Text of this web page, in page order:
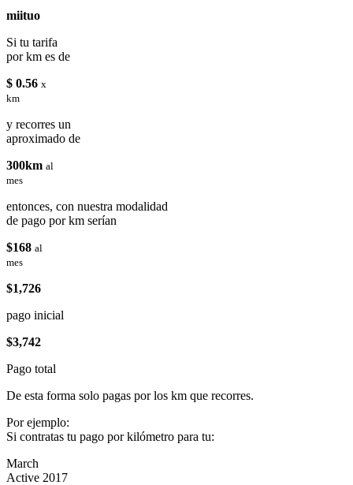
miituo
Si tu tarifa
por km es de
$ 0.56 x
km
y recorres un
aproximado de
300km al
mes
entonces, con nuestra modalidad
de pago por km serían
$168 al
mes
$1,726
pago inicial
$3,742
Pago total
De esta forma solo pagas por los km que recorres.
Por ejemplo:
Si contratas tu pago por kilómetro para tu:
March
Active 2017